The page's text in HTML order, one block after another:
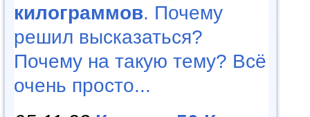
килограммов. Почему
решил высказаться?
Почему на такую тему? Всё
очень просто...